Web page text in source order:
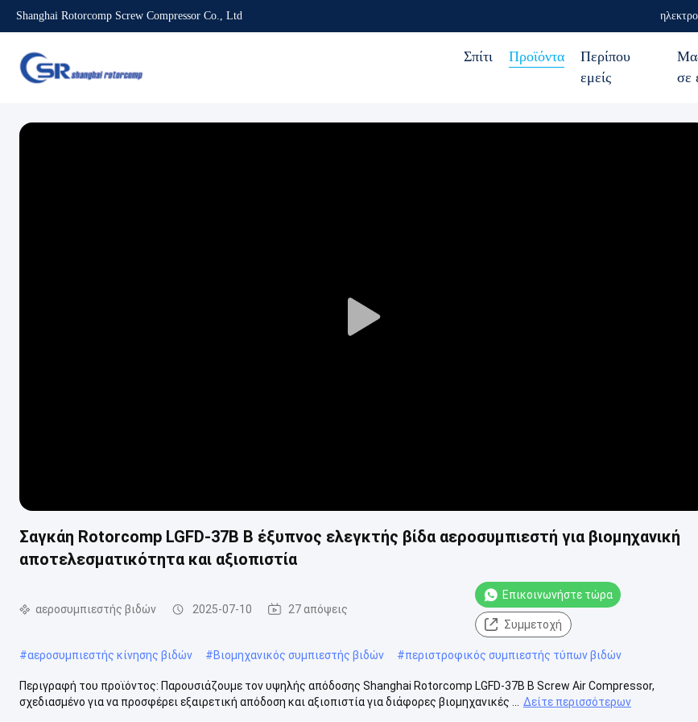
Shanghai Rotorcomp Screw Compressor Co., Ltd
Σπίτι Προϊόντα
Περίπου
εμείς
σε
Play
Σαγκάη Rotorcomp LGFD-37B B έξυπνος ελεγκτής βίδα αεροσυμπιεστή για βιομηχανική
αποτελεσματικότητα και αξιοπιστία
αεροσυμπιεστής βιδών 2025-07-10 27 απόψεις
Επικοινωνήστε τώρα
Συμμετοχή
#αεροσυμπιεστής κίνησης βιδών #Βιομηχανικός συμπιεστής βιδών #περιστροφικός συμπιεστής τύπων βιδών
Περιγραφή του προϊόντος: Παρουσιάζουμε τον υψηλής απόδοσης Shanghai Rotorcomp LGFD-37B B Screw Air Compressor,
σχεδιασμένο για να προσφέρει εξαιρετική απόδοση και αξιοπιστία για διάφορες βιομηχανικές ...
Δείτε περισσότερων